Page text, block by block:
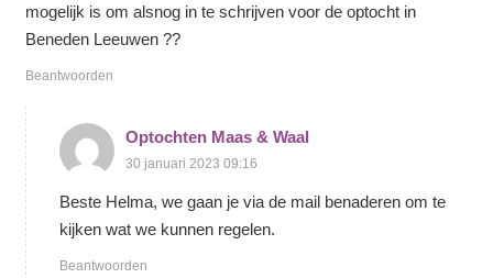
mogelijk is om alsnog in te schrijven voor de optocht in
Beneden Leeuwen ??
Beantwoorden
Optochten Maas & Waal
30 januari 2023 09:16
Beste Helma, we gaan je via de mail benaderen om te
kijken wat we kunnen regelen.
Beantwoorden